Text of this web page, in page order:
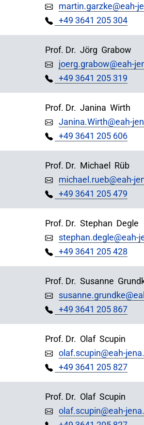
martin.garzke@eah-
+49 3641 205 304
Prof. Dr. Jörg Grabow
joerg.grabow@eah-
+49 3641 205 319
Prof. Dr. Janina Wirth
Janina.Wirth@eah-
+49 3641 205 606
Prof. Dr. Michael Rüb
michael.rueb@eah-
+49 3641 205 479
Prof. Dr. Stephan Degle
stephan.degle@eah-
+49 3641 205 428
Prof. Dr. Susanne
+49 3641 205 867
Prof. Dr. Olaf Scupin
olaf.scupin@eah-
+49 3641 205 827
Prof. Dr. Olaf Scupin
olaf.scupin@eah-